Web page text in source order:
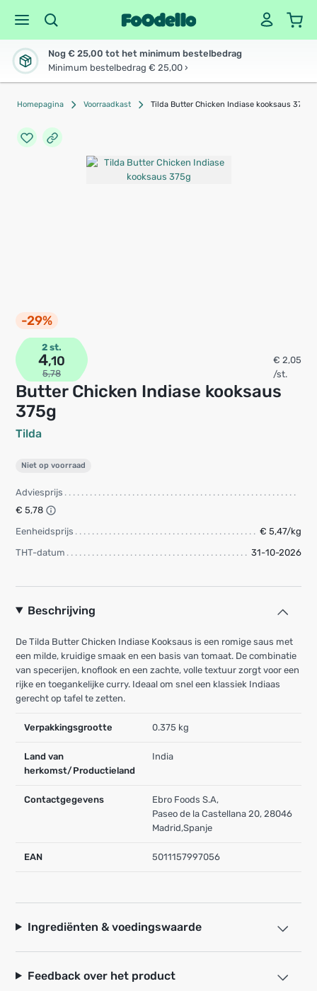
Nog € 25,00 tot het minimum bestelbedrag
Minimum bestelbedrag € 25,00 ›
Homepagina Voorraadkast Tilda Butter Chicken Indiase kooksaus 375g
-29%
Butter Chicken Indiase kooksaus
375g
Tilda
2 st.
4,10
5,78
€ 2,05
/st.
Niet op voorraad
Adviesprijs
€ 5,78
Eenheidsprijs
€ 5,47/kg
THT-datum
31-10-2026
Beschrijving
De Tilda Butter Chicken Indiase Kooksaus is een romige saus met
een milde, kruidige smaak en een basis van tomaat. De combinatie
van specerijen, knoflook en een zachte, volle textuur zorgt voor een
rijke en toegankelijke curry. Ideaal om snel een klassiek Indiaas
gerecht op tafel te zetten.
Verpakkingsgrootte 0.375 kg
Land van
herkomst/Productieland
India
Contactgegevens
Ebro Foods S.A,
Paseo de la Castellana 20, 28046
Madrid,Spanje
EAN 5011157997056
Ingrediënten & voedingswaarde
Feedback over het product